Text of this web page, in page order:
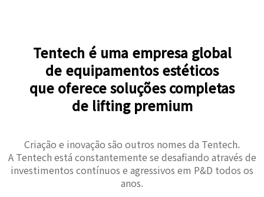
Tentech é uma empresa global
de equipamentos estéticos
que oferece soluções completas
de lifting premium
Criação e inovação são outros nomes da Tentech.
A Tentech está constantemente se desafiando através de
investimentos contínuos e agressivos em P&D todos os
anos.